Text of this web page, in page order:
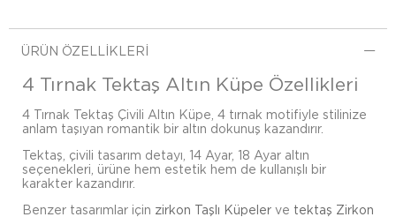
ÜRÜN ÖZELLIKLERI
4 Tırnak Tektaş Altın Küpe Özellikleri
4 Tırnak Tektaş Çivili Altın Küpe, 4 tırnak motifiyle stilinize
anlam taşıyan romantik bir altın dokunuş kazandırır.
Tektaş, çivili tasarım detayı, 14 Ayar, 18 Ayar altın
seçenekleri, ürüne hem estetik hem de kullanışlı bir
karakter kazandırır.
Benzer tasarımlar için zirkon Taşlı Küpeler ve tektaş Zirkon